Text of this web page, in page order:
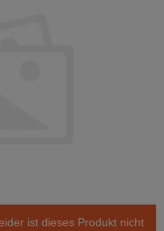
ist dieses Produkt nicht